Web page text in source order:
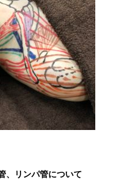
、リンパ管について